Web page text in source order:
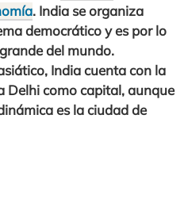
. India se organiza
democrático y es por lo
del mundo.
India cuenta con la
Delhi como capital, aunque
es la ciudad de